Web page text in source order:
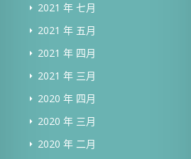
2021 年 七月
2021 年 五月
2021 年 四月
2021 年 三月
2020 年 四月
2020 年 三月
2020 年 二月